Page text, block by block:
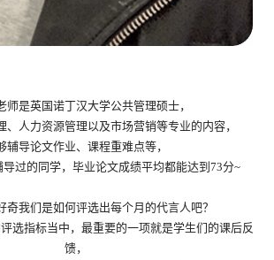
师是英国诺丁汉大学公共管理硕士，
、人力资源管理以及市场营销等专业的内容，
辅导论文作业、课程重难点等，
导过的同学，毕业论文成绩平均都能达到73分~
奇我们是如何评选出每个月的代言人吧？
选指标当中，最重要的一项就是学生们的课后反
馈，